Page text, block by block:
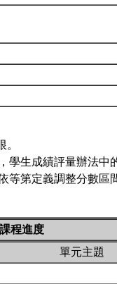
學生成績評量辦法中
等第定義調整分數區
課程進度
單元主題